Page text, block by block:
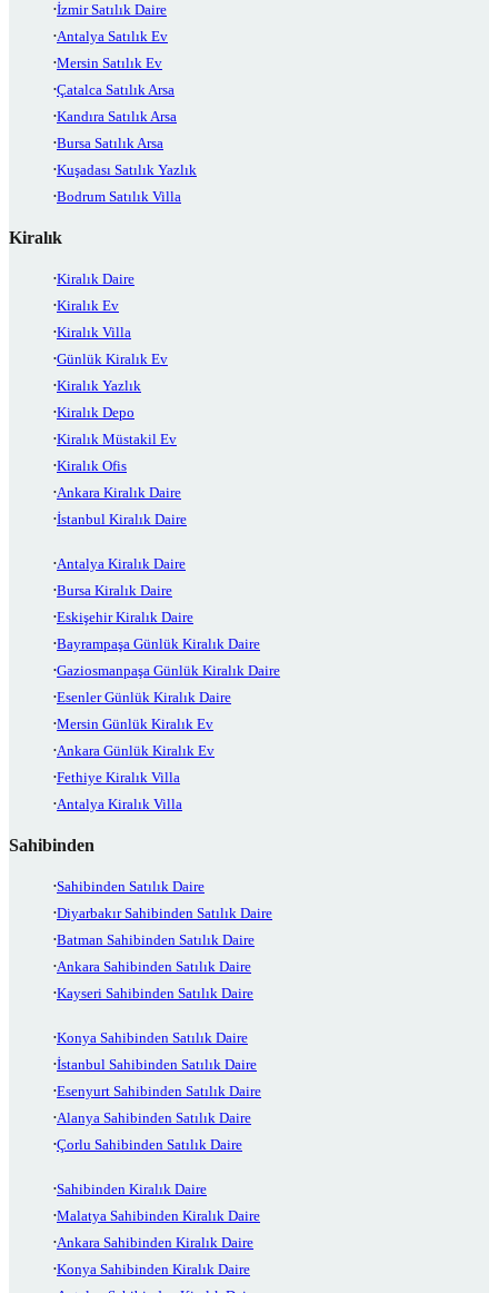
İzmir Satılık Daire
Antalya Satılık Ev
Mersin Satılık Ev
Çatalca Satılık Arsa
Kandıra Satılık Arsa
Bursa Satılık Arsa
Kuşadası Satılık Yazlık
Bodrum Satılık Villa
Kiralık
Kiralık Daire
Kiralık Ev
Kiralık Villa
Günlük Kiralık Ev
Kiralık Yazlık
Kiralık Depo
Kiralık Müstakil Ev
Kiralık Ofis
Ankara Kiralık Daire
İstanbul Kiralık Daire
Antalya Kiralık Daire
Bursa Kiralık Daire
Eskişehir Kiralık Daire
Bayrampaşa Günlük Kiralık Daire
Gaziosmanpaşa Günlük Kiralık Daire
Esenler Günlük Kiralık Daire
Mersin Günlük Kiralık Ev
Ankara Günlük Kiralık Ev
Fethiye Kiralık Villa
Antalya Kiralık Villa
Sahibinden
Sahibinden Satılık Daire
Diyarbakır Sahibinden Satılık Daire
Batman Sahibinden Satılık Daire
Ankara Sahibinden Satılık Daire
Kayseri Sahibinden Satılık Daire
Konya Sahibinden Satılık Daire
İstanbul Sahibinden Satılık Daire
Esenyurt Sahibinden Satılık Daire
Alanya Sahibinden Satılık Daire
Çorlu Sahibinden Satılık Daire
Sahibinden Kiralık Daire
Malatya Sahibinden Kiralık Daire
Ankara Sahibinden Kiralık Daire
Konya Sahibinden Kiralık Daire